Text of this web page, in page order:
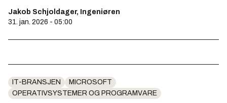
Jakob Schjoldager, Ingeniøren
31. jan. 2026 - 05:00
IT-BRANSJEN
MICROSOFT
OPERATIVSYSTEMER OG PROGRAMVARE